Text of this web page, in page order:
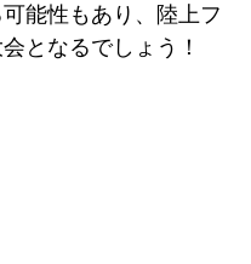
能性もあり、陸上フ
となるでしょう！